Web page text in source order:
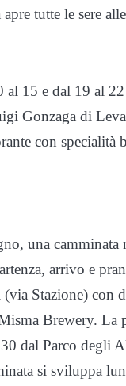
tutte le sere
al 15 e dal 19 al
Gonzaga di
con specialità
una camminata
arrivo e
Stazione) con
Brewery. La
dal Parco degli
si sviluppa